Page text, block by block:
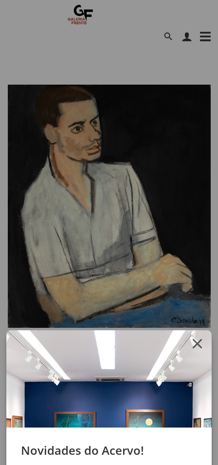
Aldo Bonadei
Figura Sentada
óleo sobre tela
1947
72 x 58,2 cm
assinatura inf. dir.
Solicite o orçamento da obra clicando no botão abaixo, após
confirmar o pedido de solicitação a resposta será enviada por email.
SOLICITAR VIA WHATSAPP
Novidades do Acervo!